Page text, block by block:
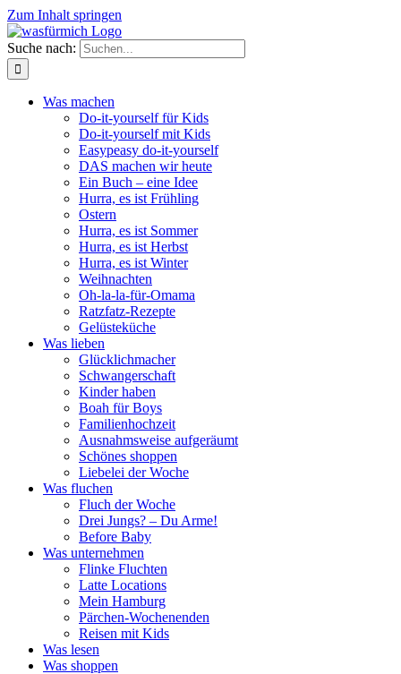
Zum Inhalt springen
Suche nach:
Was machen
Do-it-yourself für Kids
Do-it-yourself mit Kids
Easypeasy do-it-yourself
DAS machen wir heute
Ein Buch – eine Idee
Hurra, es ist Frühling
Ostern
Hurra, es ist Sommer
Hurra, es ist Herbst
Hurra, es ist Winter
Weihnachten
Oh-la-la-für-Omama
Ratzfatz-Rezepte
Gelüsteküche
Was lieben
Glücklichmacher
Schwangerschaft
Kinder haben
Boah für Boys
Familienhochzeit
Ausnahmsweise aufgeräumt
Schönes shoppen
Liebelei der Woche
Was fluchen
Fluch der Woche
Drei Jungs? – Du Arme!
Before Baby
Was unternehmen
Flinke Fluchten
Latte Locations
Mein Hamburg
Pärchen-Wochenenden
Reisen mit Kids
Was lesen
Was shoppen